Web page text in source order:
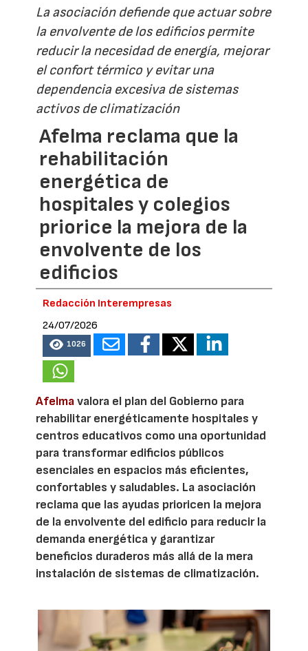
La asociación defiende que actuar sobre
la envolvente de los edificios permite
reducir la necesidad de energía, mejorar
el confort térmico y evitar una
dependencia excesiva de sistemas
activos de climatización
Afelma reclama que la
rehabilitación
energética de
hospitales y colegios
priorice la mejora de la
envolvente de los
edificios
Redacción Interempresas
24/07/2026
1026
Afelmavalora el plan del Gobierno para
rehabilitar energéticamente hospitales y
centros educativos como una oportunidad
para transformar edificios públicos
esenciales en espacios más eficientes,
confortables y saludables. La asociación
reclama que las ayudas prioricen la mejora
de la envolvente del edificio para reducir la
demanda energética y garantizar
beneficios duraderos más allá de la mera
instalación de sistemas de climatización.